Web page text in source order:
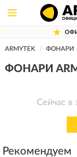
ARMYTEK ФОНАРИ
ФОНАРИ
Сейчас в
Рекомендуем